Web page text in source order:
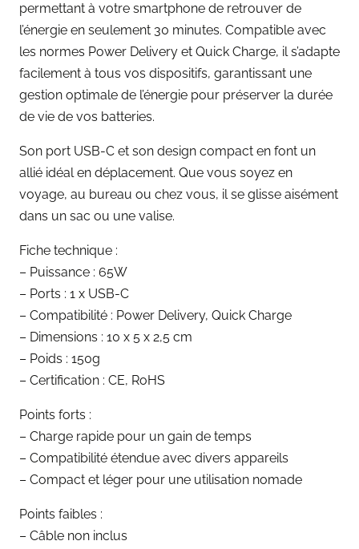
permettant à votre smartphone de retrouver de
l’énergie en seulement 30 minutes. Compatible avec
les normes Power Delivery et Quick Charge, il s’adapte
facilement à tous vos dispositifs, garantissant une
gestion optimale de l’énergie pour préserver la durée
de vie de vos batteries.
Son port USB-C et son design compact en font un
allié idéal en déplacement. Que vous soyez en
voyage, au bureau ou chez vous, il se glisse aisément
dans un sac ou une valise.
Fiche technique :
– Puissance : 65W
– Ports : 1 x USB-C
– Compatibilité : Power Delivery, Quick Charge
– Dimensions : 10 x 5 x 2,5 cm
– Poids : 150g
– Certification : CE, RoHS
Points forts :
– Charge rapide pour un gain de temps
– Compatibilité étendue avec divers appareils
– Compact et léger pour une utilisation nomade
Points faibles :
– Câble non inclus